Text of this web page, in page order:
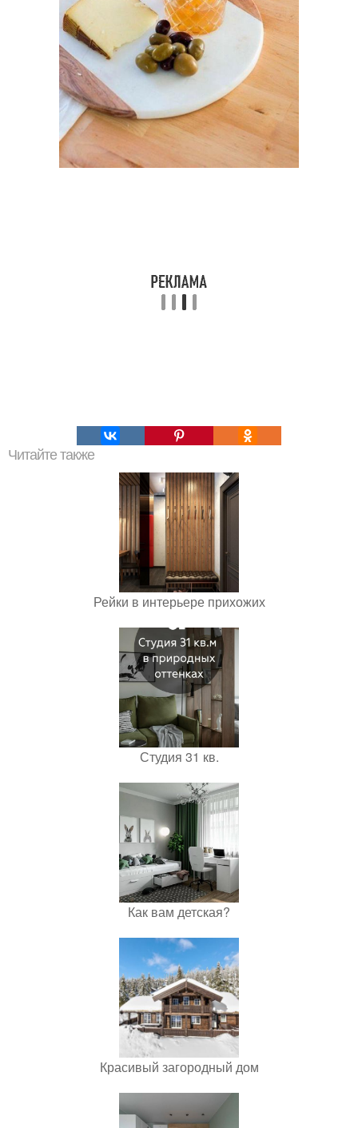
Читайте также
Рейки в интерьере прихожих
Студия 31 кв.
Как вам детская?
Красивый загородный дом